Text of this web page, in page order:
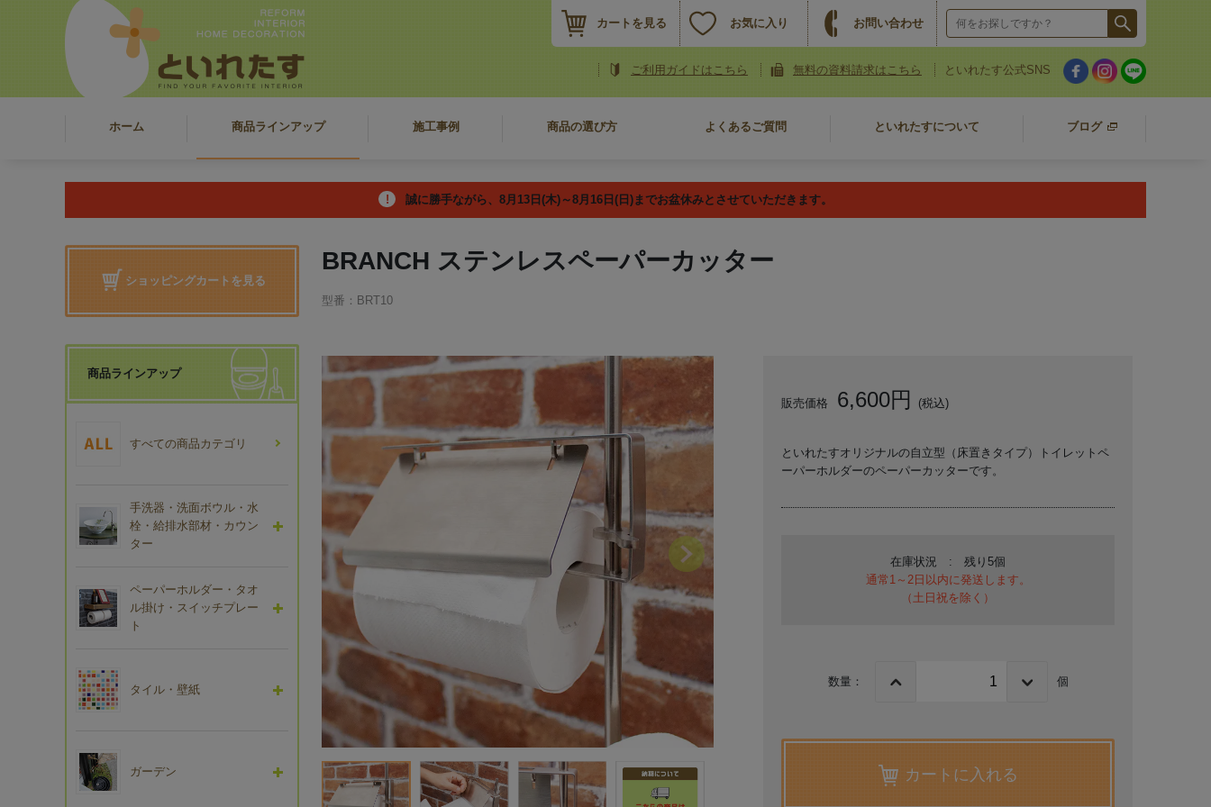
カートを見る お気に入り お問い合わせ
ご利用ガイドはこちら 無料の資料請求はこちら といれたす公式SNS
ホーム 商品ラインアップ 施工事例 商品の選び方 よくあるご質問 といれたすについて ブログ
誠に勝手ながら、8月13日(木)～8月16日(日)までお盆休みとさせていただきます。
BRANCH ステンレスペーパーカッター
型番：BRT10
販売価格 6,600円 (税込)
といれたすオリジナルの自立型（床置きタイプ）トイレットペ
ーパーホルダーのペーパーカッターです。
在庫状況 : 残り5個
通常1～2日以内に発送します。
（土日祝を除く）
数量： 個
カートに入れる
ショッピングカートを見る
商品ラインアップ
すべての商品カテゴリ
手洗器・洗面ボウル・水
栓・給排水部材・カウン
ター
ペーパーホルダー・タオ
ル掛け・スイッチプレー
ト
タイル・壁紙
ガーデン